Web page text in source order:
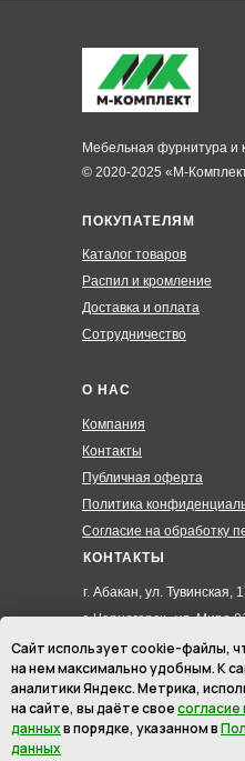
ПОКУПАТЕЛЯМ
Каталог товаров
Распил и кромление
Доставка и оплата
Сотрудничество
О НАС
Компания
Контакты
Публичная оферта
Политика
Согласие на обработку
КОНТАКТЫ
г. Абакан, ул. Тувинская,
г. Черногорск , ул. Мира
8 (3902) 285-171
8 (908) 326-24-00
8 (902) 467-09-70
hmk19@mail.ru
© 2020-2025 «М-
Мебельная фурнитура и
Сайт использует cookie-файлы,
на нем максимально удобным. К
аналитики Яндекс. Метрика,
на сайте, вы даёте своесогласие
данныхв порядке, указанном в
данных